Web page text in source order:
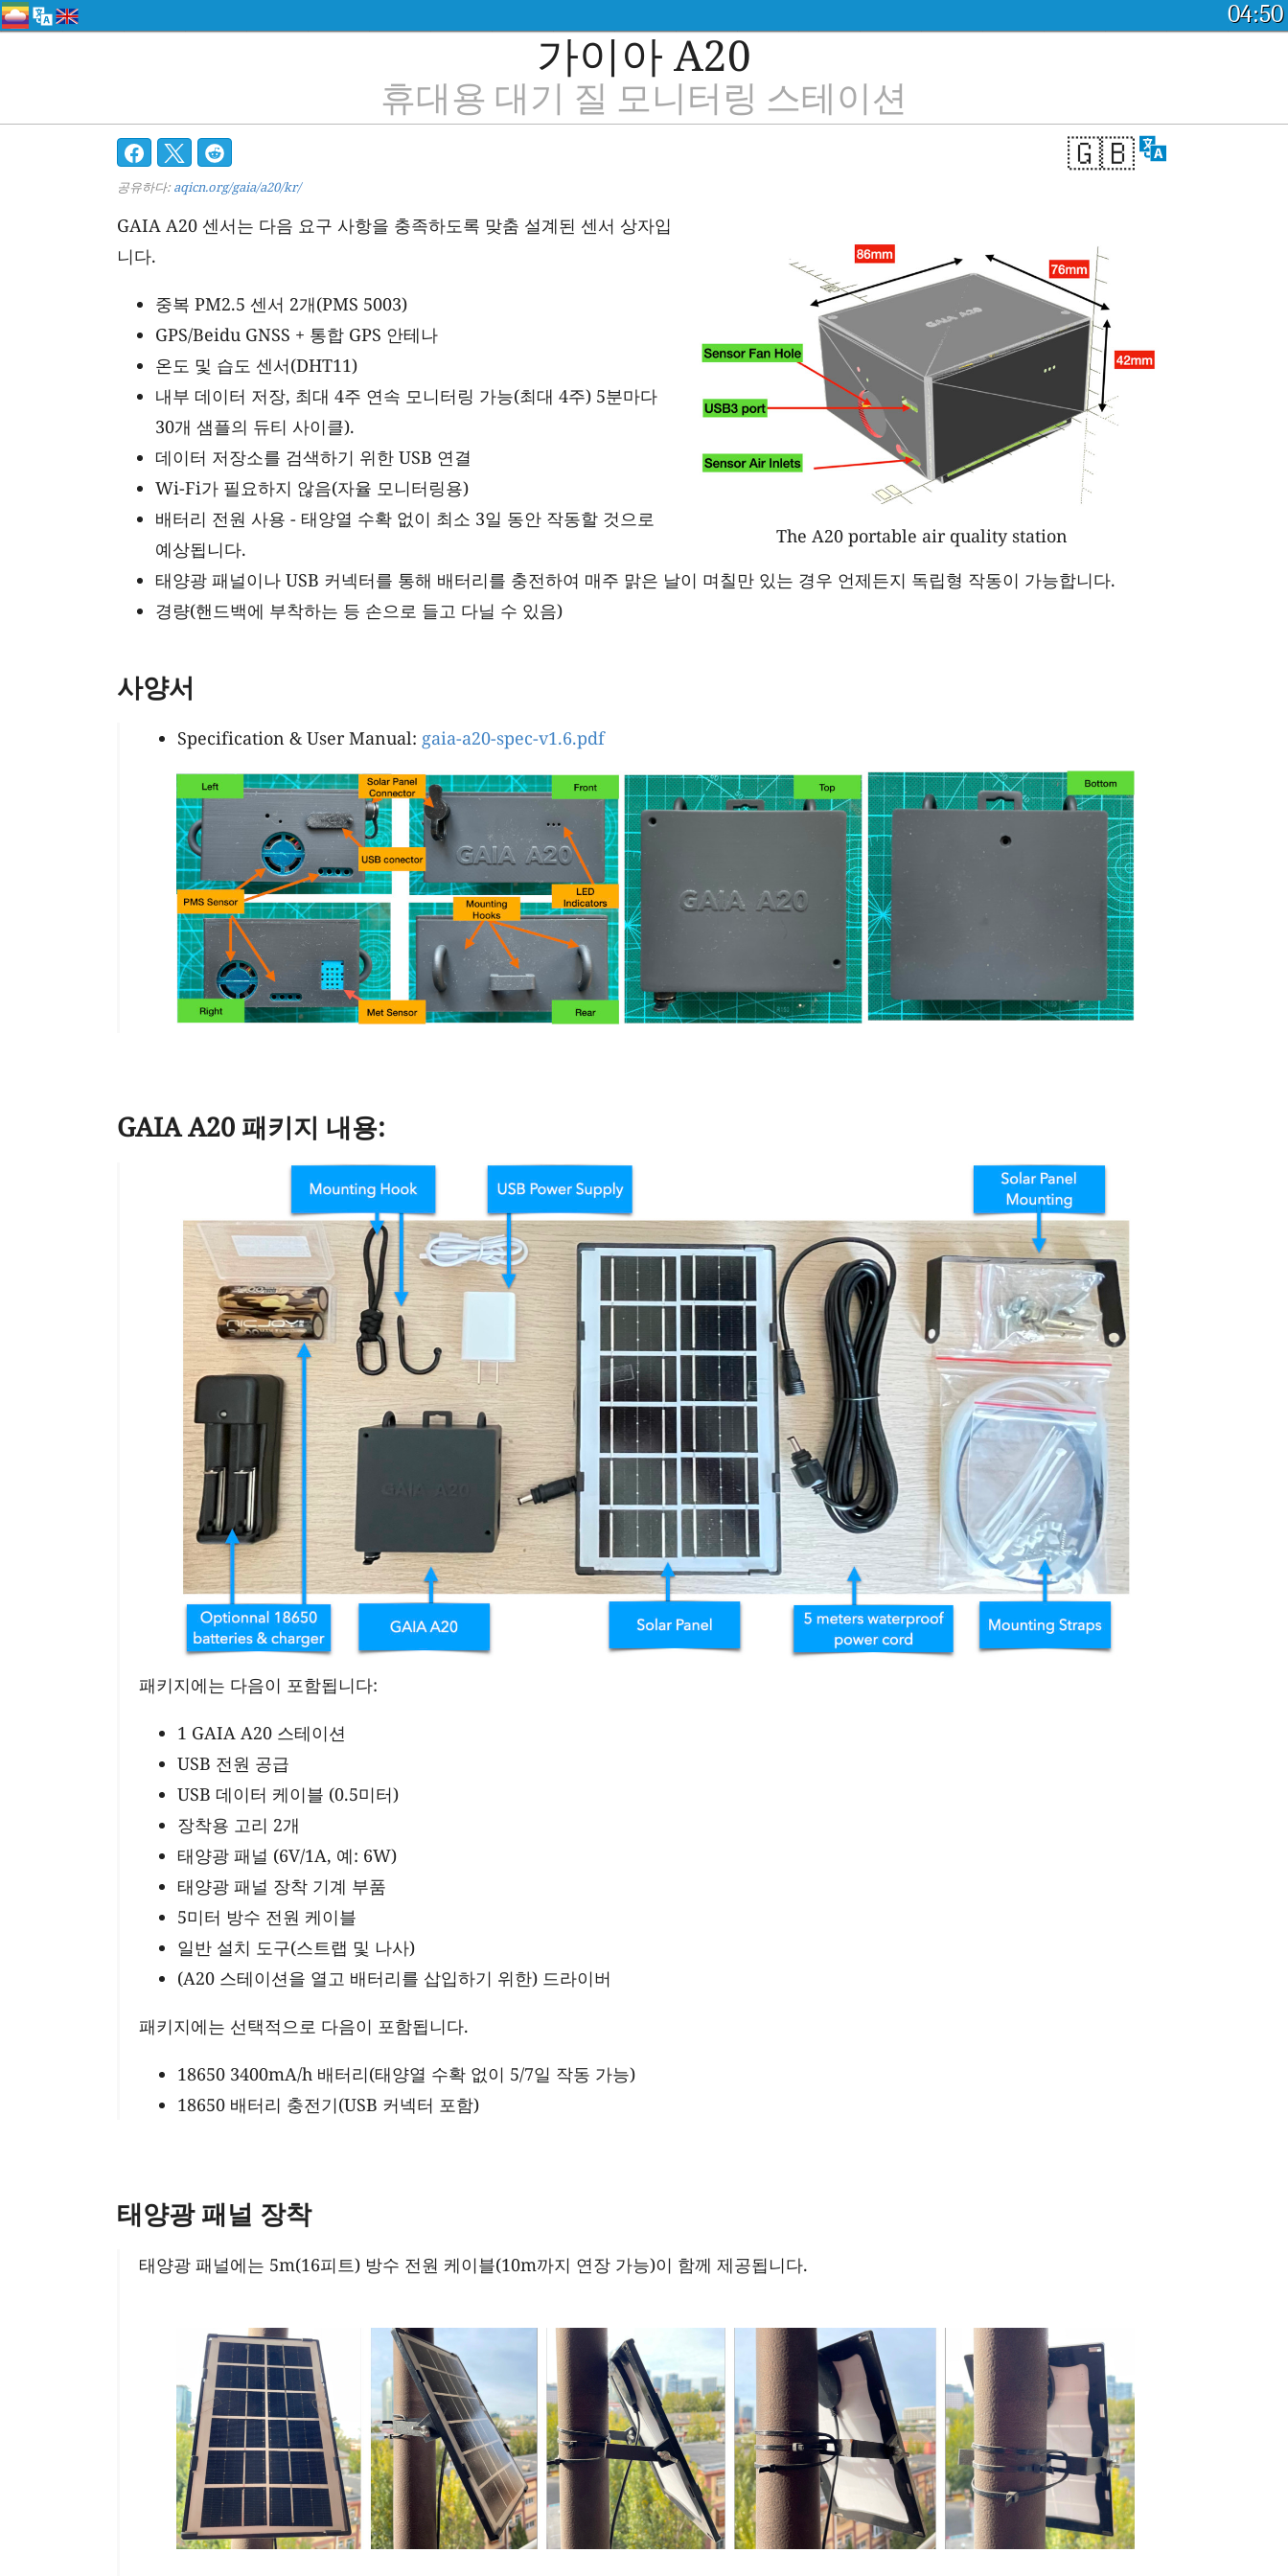
04:50
가이아 A20
휴대용 대기 질 모니터링 스테이션
🇬🇧
공유하다: aqicn.org/gaia/a20/kr/
The A20 portable air quality station
GAIA A20 센서는 다음 요구 사항을 충족하도록 맞춤 설계된 센서 상자입
니다.
중복 PM2.5 센서 2개(PMS 5003)
GPS/Beidu GNSS + 통합 GPS 안테나
온도 및 습도 센서(DHT11)
내부 데이터 저장, 최대 4주 연속 모니터링 가능(최대 4주) 5분마다
30개 샘플의 듀티 사이클).
데이터 저장소를 검색하기 위한 USB 연결
Wi-Fi가 필요하지 않음(자율 모니터링용)
배터리 전원 사용 - 태양열 수확 없이 최소 3일 동안 작동할 것으로
예상됩니다.
태양광 패널이나 USB 커넥터를 통해 배터리를 충전하여 매주 맑은 날이 며칠만 있는 경우 언제든지 독립형 작동이 가능합니다.
경량(핸드백에 부착하는 등 손으로 들고 다닐 수 있음)
사양서
Specification & User Manual: gaia-a20-spec-v1.6.pdf
GAIA A20 패키지 내용:
패키지에는 다음이 포함됩니다:
1 GAIA A20 스테이션
USB 전원 공급
USB 데이터 케이블 (0.5미터)
장착용 고리 2개
태양광 패널 (6V/1A, 예: 6W)
태양광 패널 장착 기계 부품
5미터 방수 전원 케이블
일반 설치 도구(스트랩 및 나사)
(A20 스테이션을 열고 배터리를 삽입하기 위한) 드라이버
패키지에는 선택적으로 다음이 포함됩니다.
18650 3400mA/h 배터리(태양열 수확 없이 5/7일 작동 가능)
18650 배터리 충전기(USB 커넥터 포함)
태양광 패널 장착
태양광 패널에는 5m(16피트) 방수 전원 케이블(10m까지 연장 가능)이 함께 제공됩니다.